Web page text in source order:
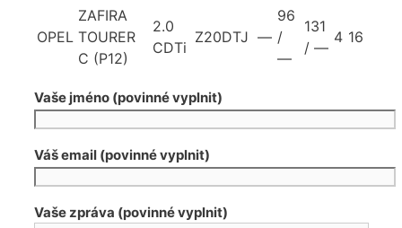
OPEL
ZAFIRA
TOURER
C (P12)
2.0
CDTi
Z20DTJ —
96
/
—
131
/ —
4 16
Vaše jméno (povinné vyplnit)
Váš email (povinné vyplnit)
Vaše zpráva (povinné vyplnit)